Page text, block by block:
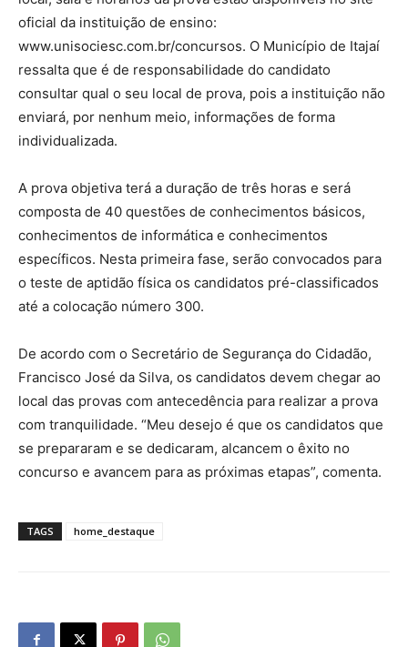
oficial da instituição de ensino:
www.unisociesc.com.br/concursos. O Município de Itajaí
ressalta que é de responsabilidade do candidato
consultar qual o seu local de prova, pois a instituição não
enviará, por nenhum meio, informações de forma
individualizada.
A prova objetiva terá a duração de três horas e será
composta de 40 questões de conhecimentos básicos,
conhecimentos de informática e conhecimentos
específicos. Nesta primeira fase, serão convocados para
o teste de aptidão física os candidatos pré-classificados
até a colocação número 300.
De acordo com o Secretário de Segurança do Cidadão,
Francisco José da Silva, os candidatos devem chegar ao
local das provas com antecedência para realizar a prova
com tranquilidade. “Meu desejo é que os candidatos que
se prepararam e se dedicaram, alcancem o êxito no
concurso e avancem para as próximas etapas”, comenta.
TAGS home_destaque